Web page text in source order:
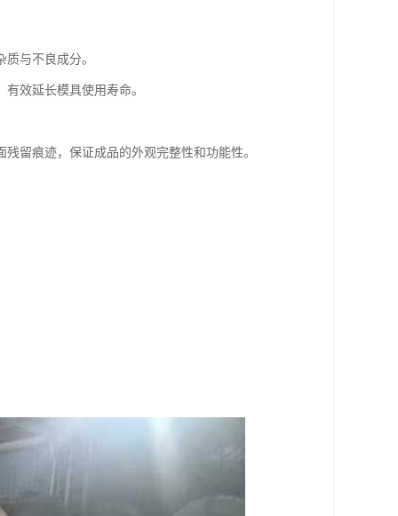
与不良成分。
效延长模具使用寿命。
留痕迹，保证成品的外观完整性和功能性。